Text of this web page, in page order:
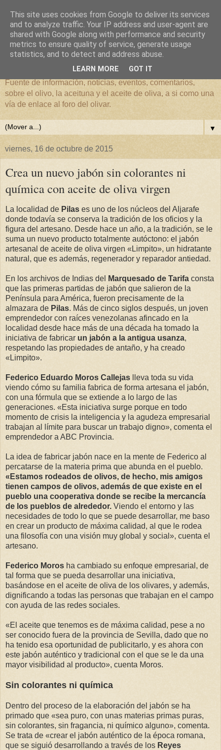
El mundo del Olivar
Fuente de información, noticias, eventos, comentarios,
sobre el olivo, la aceituna y el aceite de oliva, a si como una
vía de enlace al foro del olivar.
▼
viernes, 16 de octubre de 2015
Crea un nuevo jabón sin colorantes ni
química con aceite de oliva virgen
La localidad de Pilas es uno de los núcleos del Aljarafe
donde todavía se conserva la tradición de los oficios y la
figura del artesano. Desde hace un año, a la tradición, se le
suma un nuevo producto totalmente autóctono: el jabón
artesanal de aceite de oliva virgen «Limpito», un hidratante
natural, que es además, regenerador y reparador antiedad.
En los archivos de Indias del Marquesado de Tarifa consta
que las primeras partidas de jabón que salieron de la
Península para América, fueron precisamente de la
almazara de Pilas. Más de cinco siglos después, un joven
emprendedor con raíces venezolanas afincado en la
localidad desde hace más de una década ha tomado la
iniciativa de fabricar un jabón a la antigua usanza,
respetando las propiedades de antaño, y ha creado
«Limpito».
Federico Eduardo Moros Callejas lleva toda su vida
viendo cómo su familia fabrica de forma artesana el jabón,
con una fórmula que se extiende a lo largo de las
generaciones. «Esta iniciativa surge porque en todo
momento de crisis la inteligencia y la agudeza empresarial
trabajan al límite para buscar un trabajo digno», comenta el
emprendedor a ABC Provincia.
La idea de fabricar jabón nace en la mente de Federico al
percatarse de la materia prima que abunda en el pueblo.
«Estamos rodeados de olivos, de hecho, mis amigos
tienen campos de olivos, además de que existe en el
pueblo una cooperativa donde se recibe la mercancía
de los pueblos de alrededor. Viendo el entorno y las
necesidades de todo lo que se puede desarrollar, me baso
en crear un producto de máxima calidad, al que le rodea
una filosofía con una visión muy global y social», cuenta el
artesano.
Federico Moros ha cambiado su enfoque empresarial, de
tal forma que se pueda desarrollar una iniciativa,
basándose en el aceite de oliva de los olivares, y además,
dignificando a todas las personas que trabajan en el campo
con ayuda de las redes sociales.
«El aceite que tenemos es de máxima calidad, pese a no
ser conocido fuera de la provincia de Sevilla, dado que no
ha tenido esa oportunidad de publicitarlo, y es ahora con
este jabón auténtico y tradicional con el que se le da una
mayor visibilidad al producto», cuenta Moros.
Sin colorantes ni química
Dentro del proceso de la elaboración del jabón se ha
primado que «sea puro, con unas materias primas puras,
sin colorantes, sin fragancia, ni químico alguno», comenta.
Se trata de «crear el jabón auténtico de la época romana,
que se siguió desarrollando a través de los Reyes
This site uses cookies from Google to deliver its services
and to analyze traffic. Your IP address and user-agent are
shared with Google along with performance and security
metrics to ensure quality of service, generate usage
statistics, and to detect and address abuse.
LEARN MORE GOT IT